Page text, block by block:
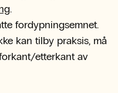
.
fordypningsemnet.
kan tilby praksis, må
etterkant av